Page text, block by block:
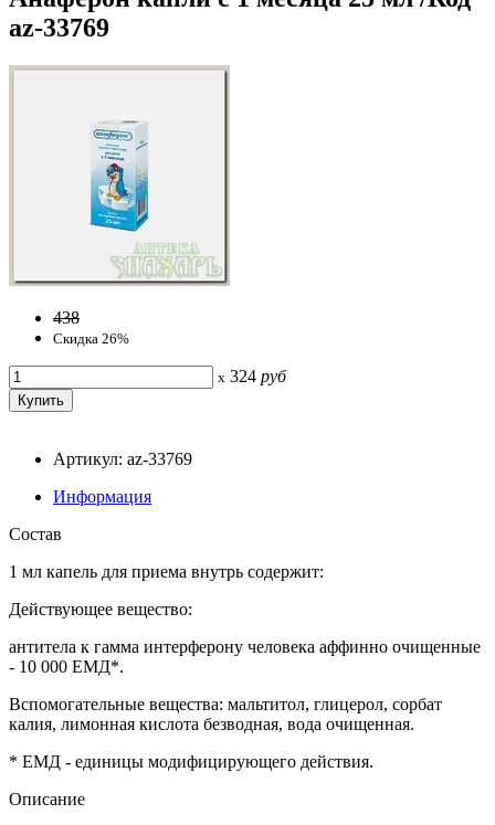
az-33769
438
Скидка 26%
x 324 руб
Артикул: az-33769
Информация
Состав
1 мл капель для приема внутрь содержит:
Действующее вещество:
антитела к гамма интерферону человека аффинно очищенные
- 10 000 ЕМД*.
Вспомогательные вещества: мальтитол, глицерол, сорбат
калия, лимонная кислота безводная, вода очищенная.
* ЕМД - единицы модифицирующего действия.
Описание